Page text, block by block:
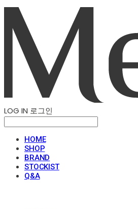
LOG IN 로그인
HOME
SHOP
BRAND
STOCKIST
Q&A